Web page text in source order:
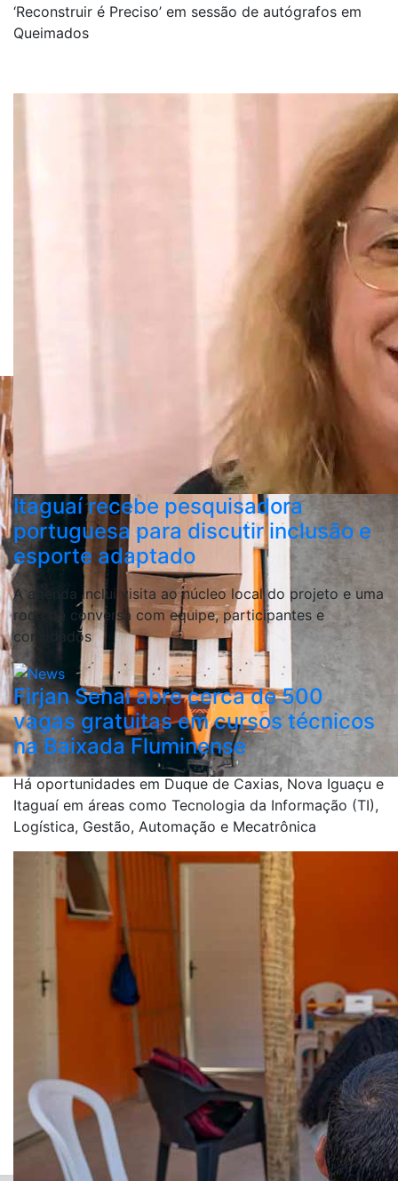
‘Reconstruir é Preciso’ em sessão de autógrafos em
Queimados
Itaguaí recebe pesquisadora
portuguesa para discutir inclusão e
esporte adaptado
A agenda inclui visita ao núcleo local do projeto e uma
roda de conversa com equipe, participantes e
convidados
Firjan Senai abre cerca de 500
vagas gratuitas em cursos técnicos
na Baixada Fluminense
Há oportunidades em Duque de Caxias, Nova Iguaçu e
Itaguaí em áreas como Tecnologia da Informação (TI),
Logística, Gestão, Automação e Mecatrônica